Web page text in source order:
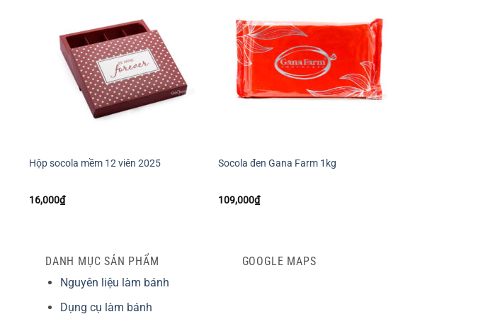
Hộp socola mềm 12 viên 2025
16,000₫
Socola đen Gana Farm 1kg
109,000₫
DANH MỤC SẢN PHẨM
Nguyên liệu làm bánh
Dụng cụ làm bánh
GOOGLE MAPS